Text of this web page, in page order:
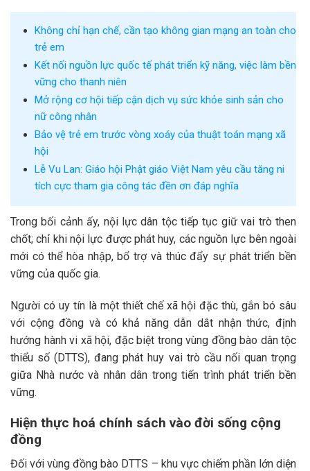
Không chỉ hạn chế, cần tạo không gian mạng an toàn cho
trẻ em
Kết nối nguồn lực quốc tế phát triển kỹ năng, việc làm bền
vững cho thanh niên
Mở rộng cơ hội tiếp cận dịch vụ sức khỏe sinh sản cho
nữ công nhân
Bảo vệ trẻ em trước vòng xoáy của thuật toán mạng xã
hội
Lễ Vu Lan: Giáo hội Phật giáo Việt Nam yêu cầu tăng ni
tích cực tham gia công tác đền ơn đáp nghĩa
Trong bối cảnh ấy, nội lực dân tộc tiếp tục giữ vai trò then
chốt; chỉ khi nội lực được phát huy, các nguồn lực bên ngoài
mới có thể hòa nhập, bổ trợ và thúc đẩy sự phát triển bền
vững của quốc gia.
Người có uy tín là một thiết chế xã hội đặc thù, gắn bó sâu
với cộng đồng và có khả năng dẫn dắt nhận thức, định
hướng hành vi xã hội, đặc biệt trong vùng đồng bào dân tộc
thiểu số (DTTS), đang phát huy vai trò cầu nối quan trọng
giữa Nhà nước và nhân dân trong tiến trình phát triển bền
vững.
Hiện thực hoá chính sách vào đời sống cộng
đồng
Đối với vùng đồng bào DTTS – khu vực chiếm phần lớn diện